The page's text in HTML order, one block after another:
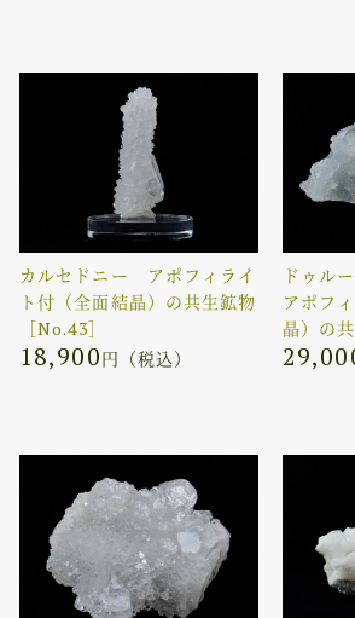
カルセドニー アポフィライ
ト付（全面結晶）の共生鉱物
［No.43］
18,900円（税込）
ドゥル
アポフ
晶）の